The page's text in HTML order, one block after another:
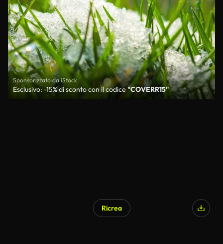
Sponsorizzato da iStock
Esclusivo: -15% di sconto con il codice "COVERR15"
Ricrea